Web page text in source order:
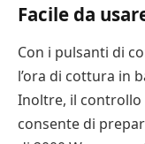
Facile da
Con i pulsanti di
l’ora di cottura in
Inoltre, il
consente di